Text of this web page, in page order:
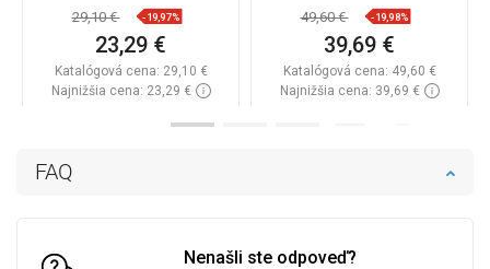
FAQ
Nenašli ste odpoveď?
29,10 € -19,97%
23,29 €
Katalógová cena: 29,10 €
Najnižšia cena: 23,29 €
49,60 € -19,98%
39,69 €
Katalógová cena: 49,60 €
Najnižšia cena: 39,69 €